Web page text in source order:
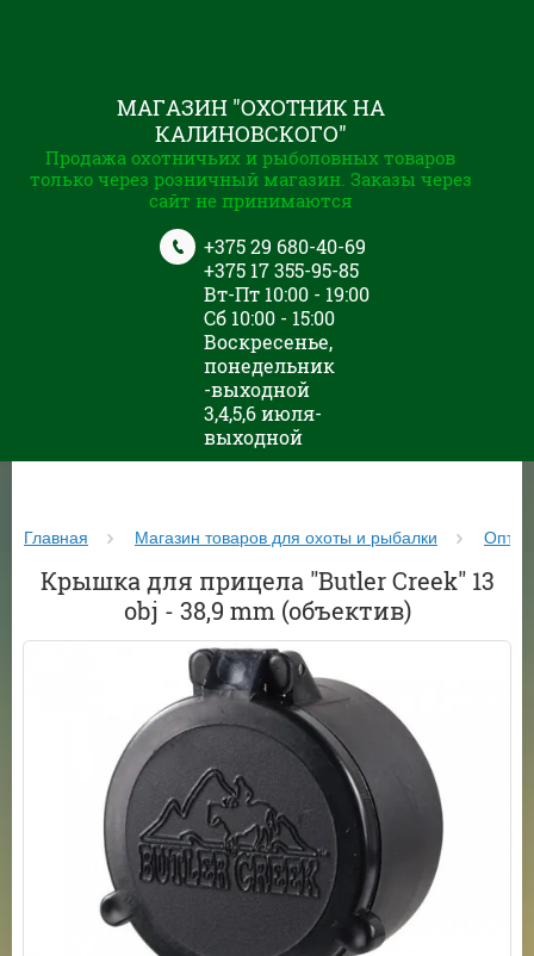
МАГАЗИН "ОХОТНИК НА
КАЛИНОВСКОГО"
Продажа охотничьих и рыболовных товаров
только через розничный магазин. Заказы через
сайт не принимаются
+375 29 680-40-69
+375 17 355-95-85
Вт-Пт 10:00 - 19:00
Сб 10:00 - 15:00
Воскресенье,
понедельник
-выходной
3,4,5,6 июля-
выходной
Главная Магазин товаров для охоты и рыбалки
Крышка для прицела "Butler Creek" 13
obj - 38,9 mm (объектив)